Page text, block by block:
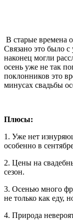
В старые времена
Связано это было
наконец могли
осень уже не так
поклонников это
минусах свадьбы
Плюсы:
1. Уже нет
особенно в
2. Цены на
сезон.
3. Осенью много
не только как еду,
4. Природа